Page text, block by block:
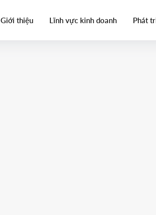
Giới thiệu Lĩnh vực kinh doanh Phát